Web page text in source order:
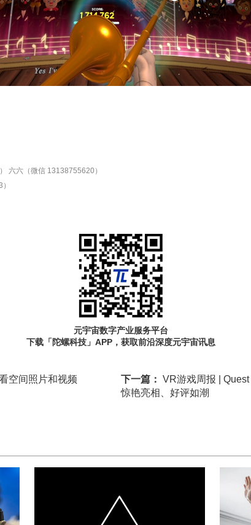
六六（微信 13138755620）
元宇宙数字产业服务平台
下载「陀螺科技」APP，获取前沿深度元宇宙讯息
空间照片和视频 下一篇： VR游戏周报 |
惊艳亮相、好评如潮